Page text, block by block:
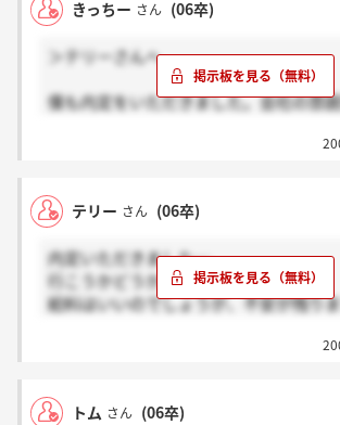
きっちー さん (06卒)
＞テリーさんへ
僕も内定をいただきました。会社の雰
コ！って決めるにはまだ早いかなって
テリー さん (06卒)
内定いただきました…
行こうかどうか、微妙です…
給料はいいのでしょうが、不安が残りま
トム さん (06卒)